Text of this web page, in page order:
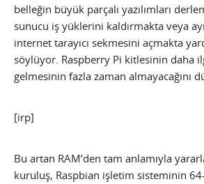
belleğin büyük parçalı yazılımları
sunucu iş yüklerini kaldırmakta veya
internet tarayıcı sekmesini açmakta
söylüyor. Raspberry Pi kitlesinin daha
gelmesinin fazla zaman almayacağını
[irp]
Bu artan RAM’den tam anlamıyla
kuruluş, Raspbian işletim sisteminin